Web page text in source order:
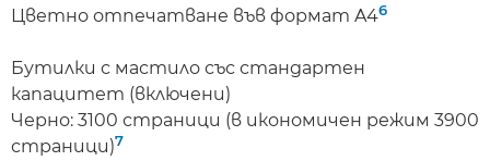
Цветно отпечатване във формат A46
Бутилки с мастило със стандартен
капацитет (включени)
Черно: 3100 страници (в икономичен режим 3900
страници)7